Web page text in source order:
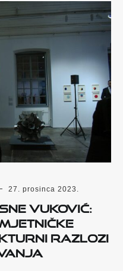
27. prosinca 2023.
Vuković:
razlozi